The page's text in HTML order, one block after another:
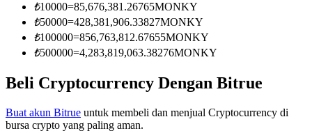
Memandu
₺10000=85,676,381.26765MONKY
₺50000=428,381,906.33827MONKY
₺100000=856,763,812.67655MONKY
₺500000=4,283,819,063.38276MONKY
Beli Cryptocurrency Dengan Bitrue
Buat akun Bitrue untuk membeli dan menjual Cryptocurrency di
bursa crypto yang paling aman.